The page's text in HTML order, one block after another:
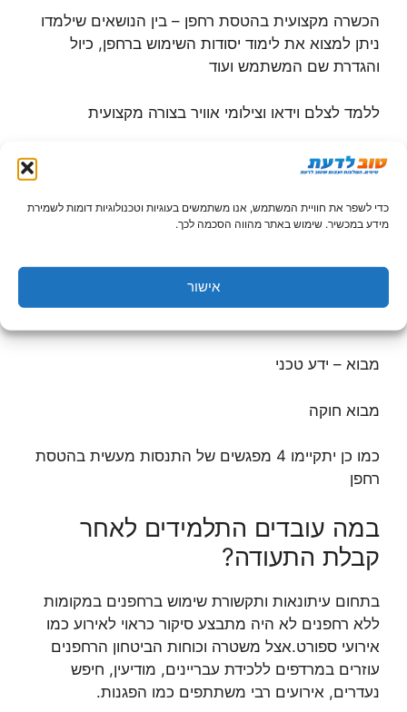
כדי לשפר את חוויית המשתמש, אנו משתמשים בעוגיות וטכנולוגיות דומות לשמירת
מידע במכשיר. שימוש באתר מהווה הסכמה לכך.
אישור
הכשרה מקצועית בהטסת רחפן – בין הנושאים שילמדו
ניתן למצוא את לימוד יסודות השימוש ברחפן, כיול
והגדרת שם המשתמש ועוד
ללמד לצלם וידאו וצילומי אוויר בצורה מקצועית
בצהלך הקורס ילמדו נושאים כמו: חשיפת זווית צילום ,
יסודות בתאוריה
איך לומדים במערכת אומנה
מבוא – ידע טכני
מבוא חוקה
כמו כן יתקיימו 4 מפגשים של התנסות מעשית בהטסת
רחפן
במה עובדים התלמידים לאחר
קבלת התעודה?
בתחום עיתונאות ותקשורת שימוש ברחפנים במקומות
ללא רחפנים לא היה מתבצע סיקור כראוי לאירוע כמו
אירועי ספורט.אצל משטרה וכוחות הביטחון הרחפנים
עוזרים במרדפים ללכידת עבריינים, מודיעין, חיפש
נעדרים, אירועים רבי משתתפים כמו הפגנות.